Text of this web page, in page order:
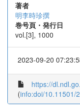
著者
明李時珍撰
巻号頁・発行日
vol.[3], 1000
2023-09-20
https://
(info:doi/10.11501/